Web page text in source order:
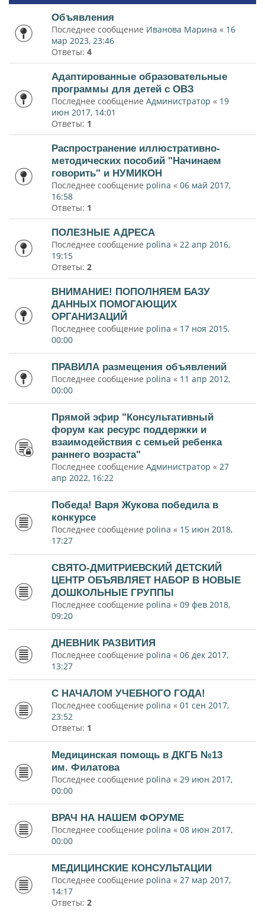
Объявления
Последнее сообщение Иванова Марина « 16
мар 2023, 23:46
Ответы: 4
Адаптированные образовательные
программы для детей с ОВЗ
Последнее сообщение Администратор « 19
июн 2017, 14:01
Ответы: 1
Распространение иллюстративно-
методических пособий "Начинаем
говорить" и НУМИКОН
Последнее сообщение polina « 06 май 2017,
16:58
Ответы: 1
ПОЛЕЗНЫЕ АДРЕСА
Последнее сообщение polina « 22 апр 2016,
19:15
Ответы: 2
ВНИМАНИЕ! ПОПОЛНЯЕМ БАЗУ
ДАННЫХ ПОМОГАЮЩИХ
ОРГАНИЗАЦИЙ
Последнее сообщение polina « 17 ноя 2015,
00:00
ПРАВИЛА размещения объявлений
Последнее сообщение polina « 11 апр 2012,
00:00
Прямой эфир "Консультативный
форум как ресурс поддержки и
взаимодействия с семьей ребенка
раннего возраста"
Последнее сообщение Администратор « 27
апр 2022, 16:22
Победа! Варя Жукова победила в
конкурсе
Последнее сообщение polina « 15 июн 2018,
17:27
СВЯТО-ДМИТРИЕВСКИЙ ДЕТСКИЙ
ЦЕНТР ОБЪЯВЛЯЕТ НАБОР В НОВЫЕ
ДОШКОЛЬНЫЕ ГРУППЫ
Последнее сообщение polina « 09 фев 2018,
09:20
ДНЕВНИК РАЗВИТИЯ
Последнее сообщение polina « 06 дек 2017,
13:27
С НАЧАЛОМ УЧЕБНОГО ГОДА!
Последнее сообщение polina « 01 сен 2017,
23:52
Ответы: 1
Медицинская помощь в ДКГБ №13
им. Филатова
Последнее сообщение polina « 29 июн 2017,
00:00
ВРАЧ НА НАШЕМ ФОРУМЕ
Последнее сообщение polina « 08 июн 2017,
00:00
МЕДИЦИНСКИЕ КОНСУЛЬТАЦИИ
Последнее сообщение polina « 27 мар 2017,
14:17
Ответы: 2